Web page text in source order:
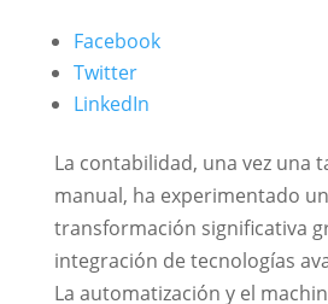
Facebook
Twitter
LinkedIn
La contabilidad, una vez una
manual, ha experimentado
transformación significativa
integración de tecnologías
La automatización y el